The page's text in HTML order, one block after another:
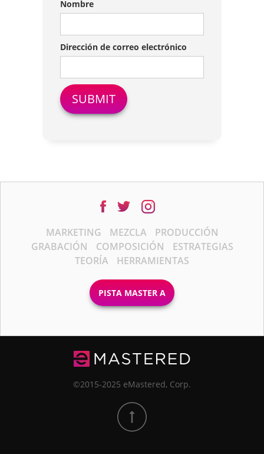
Nombre
Dirección de correo electrónico
MARKETING MEZCLA
PRODUCCIÓN
GRABACIÓN
COMPOSICIÓN
ESTRATEGIAS
TEORÍA
HERRAMIENTAS
PISTA MASTER A
©2015-2025 eMastered, Corp.